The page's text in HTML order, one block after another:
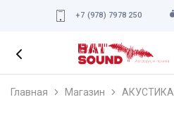
+7 (978) 7978 250
Главная Магазин АКУСТИКА